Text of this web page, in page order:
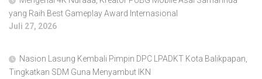
yang Raih Best Gameplay Award Internasional
Juli 27, 2026
Nasion Lasung Kembali Pimpin DPC LPADKT Kota Balikpapan,
Tingkatkan SDM Guna Menyambut IKN